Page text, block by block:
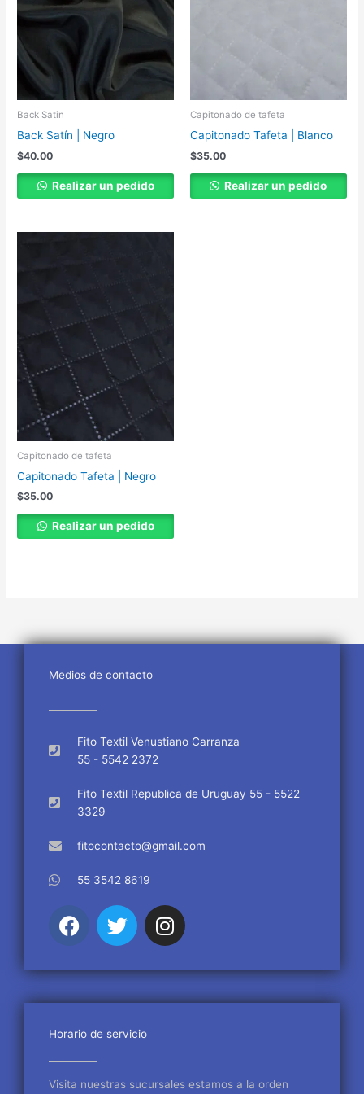
Back Satin
Back Satín | Negro
$40.00
Realizar un pedido
Capitonado de tafeta
Capitonado Tafeta | Blanco
$35.00
Realizar un pedido
Capitonado de tafeta
Capitonado Tafeta | Negro
$35.00
Realizar un pedido
Medios de contacto
Fito Textil Venustiano Carranza
55 - 5542 2372
Fito Textil Republica de Uruguay 55 - 5522
3329
fitocontacto@gmail.com
55 3542 8619
F
a
e
b
o
k
T
w
t
t
r
I
n
t
a
m
Horario de servicio
Visita nuestras sucursales estamos a la orden